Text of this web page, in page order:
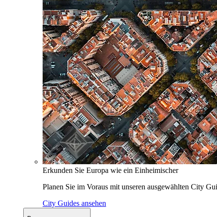
Erkunden Sie Europa wie ein Einheimischer
Planen Sie im Voraus mit unseren ausgewählten City
City Guides ansehen